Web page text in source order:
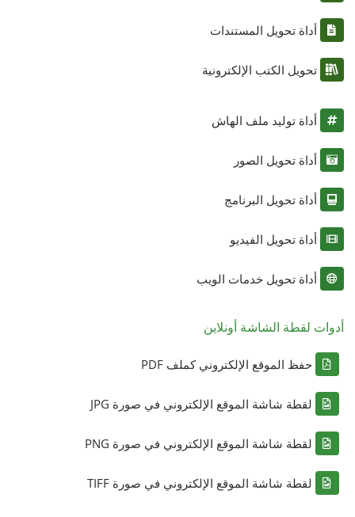
أداة تحويل المستندات
تحويل الكتب الإلكترونية
أداة توليد ملف الهاش
أداة تحويل الصور
أداة تحويل البرنامج
أداة تحويل الفيديو
أداة تحويل خدمات الويب
أدوات لقطة الشاشة أونلاين
حفظ الموقع الإلكتروني كملف PDF
لقطة شاشة الموقع الإلكتروني في صورة JPG
لقطة شاشة الموقع الإلكتروني في صورة PNG
لقطة شاشة الموقع الإلكتروني في صورة TIFF